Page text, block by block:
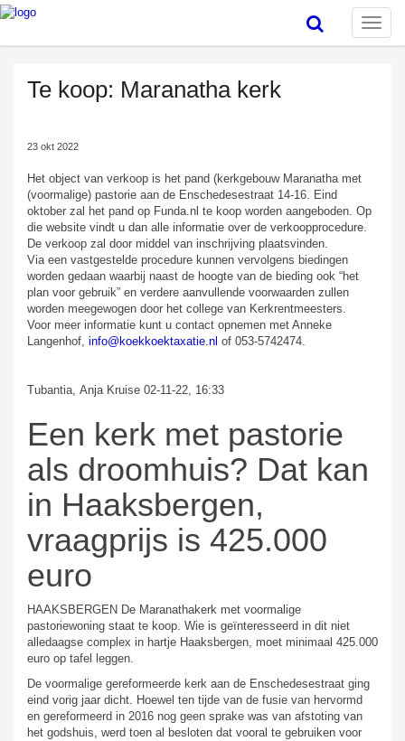
Toggle
Te koop: Maranatha kerk
23 okt 2022
Het object van verkoop is het pand (kerkgebouw Maranatha met
(voormalige) pastorie aan de Enschedesestraat 14-16. Eind
oktober zal het pand op Funda.nl te koop worden aangeboden. Op
die website vindt u dan alle informatie over de verkoopprocedure.
De verkoop zal door middel van inschrijving plaatsvinden.
Via een vastgestelde procedure kunnen vervolgens biedingen
worden gedaan waarbij naast de hoogte van de bieding ook “het
plan voor gebruik” en verdere aanvullende voorwaarden zullen
worden meegewogen door het college van Kerkrentmeesters.
Voor meer informatie kunt u contact opnemen met Anneke
Langenhof, info@koekkoektaxatie.nl of 053-5742474.
Tubantia, Anja Kruise 02-11-22, 16:33
Een kerk met pastorie
als droomhuis? Dat kan
in Haaksbergen,
vraagprijs is 425.000
euro
HAAKSBERGEN De Maranathakerk met voormalige
pastoriewoning staat te koop. Wie is geïnteresseerd in dit niet
alledaagse complex in hartje Haaksbergen, moet minimaal 425.000
euro op tafel leggen.
De voormalige gereformeerde kerk aan de Enschedesestraat ging
eind vorig jaar dicht. Hoewel ten tijde van de fusie van hervormd
en gereformeerd in 2016 nog geen sprake was van afstoting van
het godshuis, werd toen al besloten dat vooral te gebruiken voor